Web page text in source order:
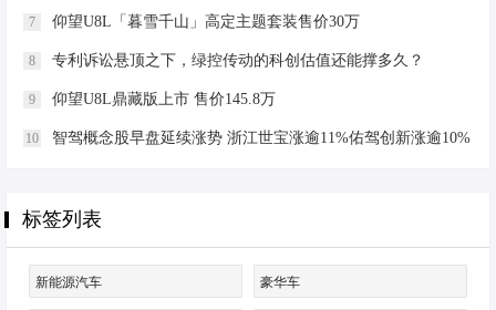
7 仰望U8L「暮雪千山」高定主题套装售价30万
8 专利诉讼悬顶之下，绿控传动的科创估值还能撑多久？
9 仰望U8L鼎藏版上市 售价145.8万
10 智驾概念股早盘延续涨势 浙江世宝涨逾11%佑驾创新涨逾10%
标签列表
新能源汽车 豪华车